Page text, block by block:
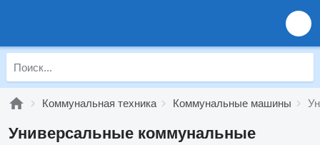
Коммунальная техника Коммунальные машины
Универсальные коммунальные